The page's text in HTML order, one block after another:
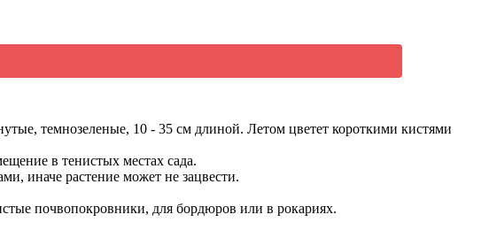
темнозеленые, 10 - 35 см длиной. Летом цветет короткими кистями
в тенистых местах сада.
иначе растение может не зацвести.
почвопокровники, для бордюров или в рокариях.